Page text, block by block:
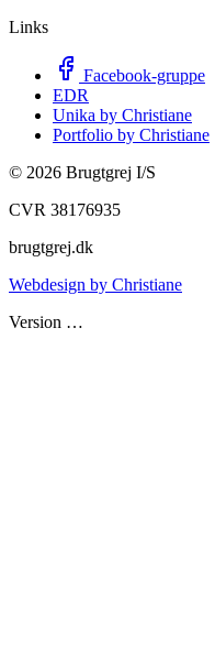
Links
Facebook-gruppe
EDR
Unika by Christiane
Portfolio by Christiane
© 2026 Brugtgrej I/S
CVR 38176935
brugtgrej.dk
Webdesign by Christiane
Version …